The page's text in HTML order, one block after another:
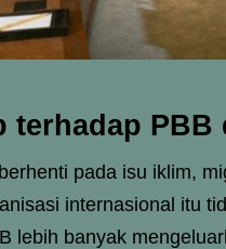
terhadap PBB
pada isu iklim,
internasional itu
lebih banyak